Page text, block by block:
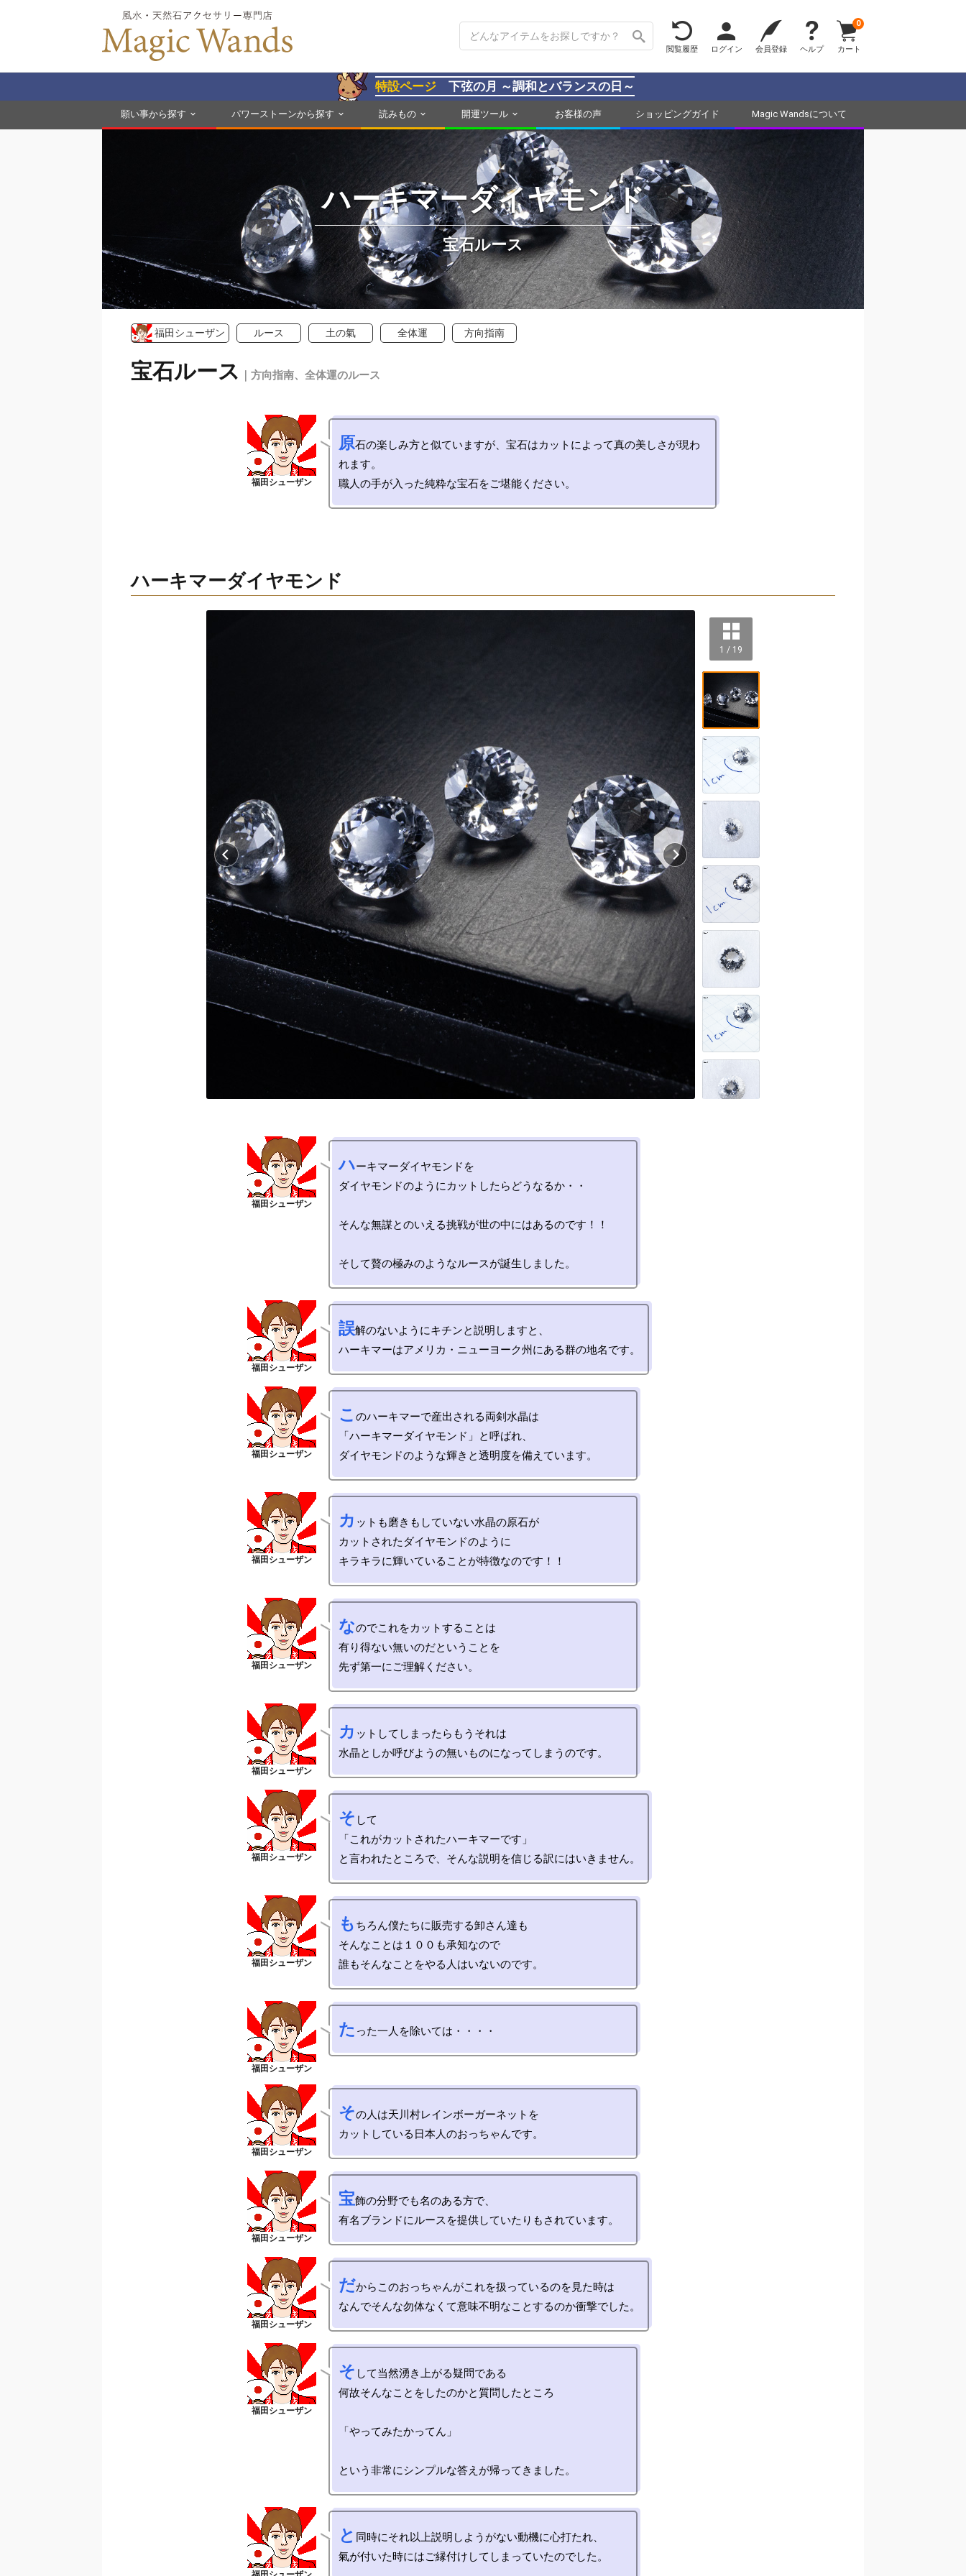
閲覧履歴 ログイン 会員登録 ヘルプ カート
0
特設ページ 下弦の月 ～調和とバランスの日～
願い事から探す パワーストーンから探す 読みもの 開運ツール お客様の声 ショッピングガイド Magic Wandsについて
ハーキマーダイヤモンド
宝石ルース
福田シューザン ルース 土の氣 全体運 方向指南
宝石ルース ｜方向指南、全体運のルース
原石の楽しみ方と似ていますが、宝石はカットによって真の美しさが現わ
れます。
ハーキマーダイヤモンド
1 / 19
ハーキマーダイヤモンドを
ダイヤモンドのようにカットしたらどうなるか・・
そんな無謀とのいえる挑戦が世の中にはあるのです！！
誤解のないようにキチンと説明しますと、
こ のハーキマーで産出される両剣水晶は
「ハーキマーダイヤモンド」と呼ばれ、
カ ットも磨きもしていない水晶の原石が
カットされたダイヤモンドのように
なのでこれをカットすることは
有り得ない無いのだということを
カ ットしてしまったらもうそれは
そ して
「これがカットされたハーキマーです」
も ちろん僕たちに販売する卸さん達も
そんなことは１００も承知なので
た
その人は天川村レインボーガーネットを
宝飾の分野でも名のある方で、
だからこのおっちゃんがこれを扱っているのを見た時は
そ して当然湧き上がる疑問である
何故そんなことをしたのかと質問したところ
「やってみたかってん」
と 同時にそれ以上説明しようがない動機に心打たれ、